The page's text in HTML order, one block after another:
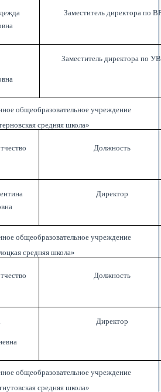
Заместитель директора по
Заместитель директора по
общеобразовательное учреждение
средняя школа»
Должность
Директор
общеобразовательное учреждение
средняя школа»
Должность
Директор
общеобразовательное учреждение
средняя школа»